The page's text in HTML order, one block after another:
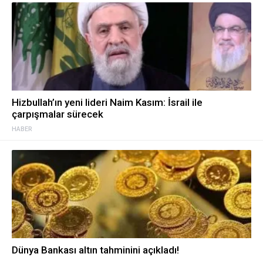
HABER
Hizbullah’ın yeni lideri Naim Kasım: İsrail ile
çarpışmalar sürecek
Dünya Bankası altın tahminini açıkladı!